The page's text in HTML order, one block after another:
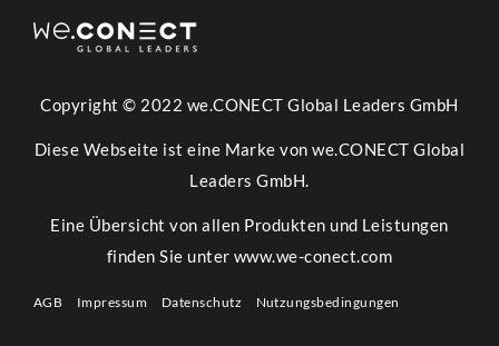
Copyright © 2022 we.CONECT Global Leaders GmbH
Diese Webseite ist eine Marke von we.CONECT Global
Leaders GmbH.
Eine Übersicht von allen Produkten und Leistungen
finden Sie unter www.we-conect.com
AGB Impressum Datenschutz Nutzungsbedingungen